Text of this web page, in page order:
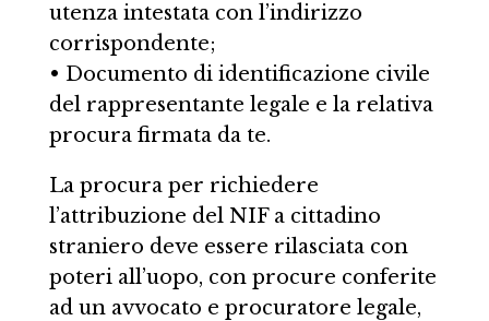
utenza intestata con l’indirizzo
corrispondente;
• Documento di identificazione civile
del rappresentante legale e la relativa
procura firmata da te.
La procura per richiedere
l’attribuzione del NIF a cittadino
straniero deve essere rilasciata con
poteri all’uopo, con procure conferite
ad un avvocato e procuratore legale,